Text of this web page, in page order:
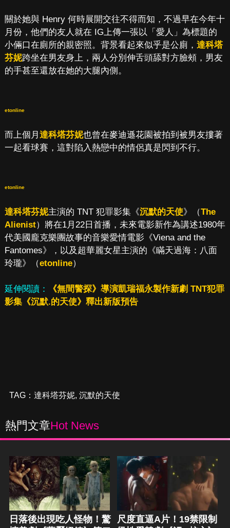
關於她與 Henry 何時展開交往不得而知，不過早在今年十
月份，他們的友人就在 IG上傳一張以「愛人」為標題的
小倆口在廁所的親密照。背景看起來似乎是公廁， 達科塔
芬妮跨坐在男友身上，兩人分別伸舌頭舔對方臉頰，男友
的手甚至還放在她的大腿內側。
etonline
而上個月 達科塔芬妮也曾在麥迪遜花園被拍到被男友摟著
一起看球賽，這對陷入熱戀中的情侶真是閃到不行。
etonline
達科塔芬妮主演的 TNT 犯罪影集《沉默的天使》（The
Alienist）將在1月22日首播，未來電影新作為講述1980年
代美國龐克樂團故事的音樂愛情電影《Viena and the
Fantomes》，以及超華麗女星主演的《瞞天過海：八面
玲瓏》（etonline）
延伸閱讀：
《無間警探》導演凱瑞福永製作新劇 TNT犯罪
影集《沉默.的天使》釋出新版預告
TAG： 達科塔芬妮, 沉默的天使
熱門文章Hot News
日落後出現吃人怪物！驚
尺度直逼A片！19禁限制